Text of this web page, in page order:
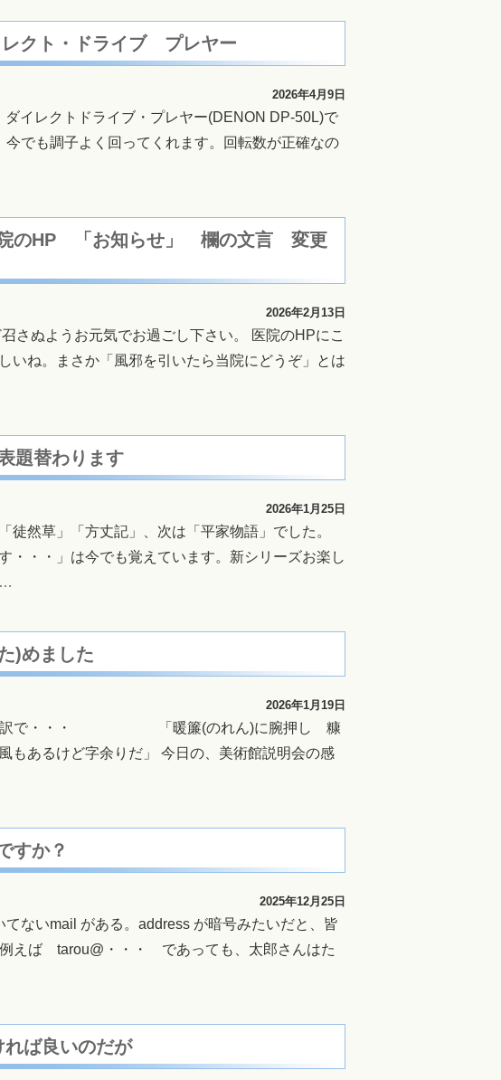
クト・ドライブ プレヤー
2026年4月9日
イレクトドライブ・プレヤー(DENON DP-50L)で
でも調子よく回ってくれます。回転数が正確なの
のHP 「お知らせ」 欄の文言 変更
2026年2月13日
ぬようお元気でお過ごし下さい。 医院のHPにこ
いね。まさか「風邪を引いたら当院にどうぞ」とは
題替わります
2026年1月25日
然草」「方丈記」、次は「平家物語」でした。
・・・」は今でも覚えています。新シリーズお楽し
…
)めました
2026年1月19日
う訳で・・・ 「暖簾(のれん)に腕押し 糠
るけど字余りだ」 今日の、美術館説明会の感
すか？
2025年12月25日
ないmail がある。address が暗号みたいだと、皆
えば tarou@・・・ であっても、太郎さんはた
ば良いのだが